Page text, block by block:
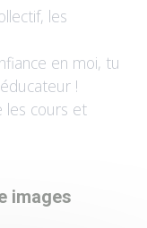
les
en moi, tu
!
les cours et
images